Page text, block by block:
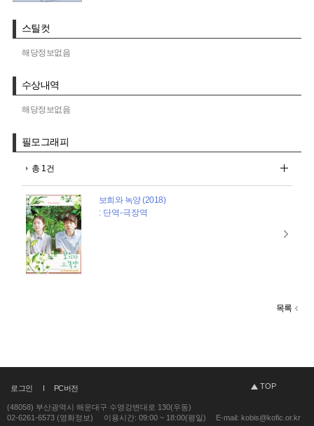
스틸컷
해당정보없음
수상내역
해당정보없음
필모그래피
총 1건
보희와 녹양 (2018)
: 단역-극장역
목록
로그인 PC버전 TOP
(48058) 부산광역시 해운대구 수영강변대로 130(우동)
02-6261-6573 (영화정보)
이용시간: 09:00 ~ 18:00(평일) E-mail: kobis@kofic.or.kr